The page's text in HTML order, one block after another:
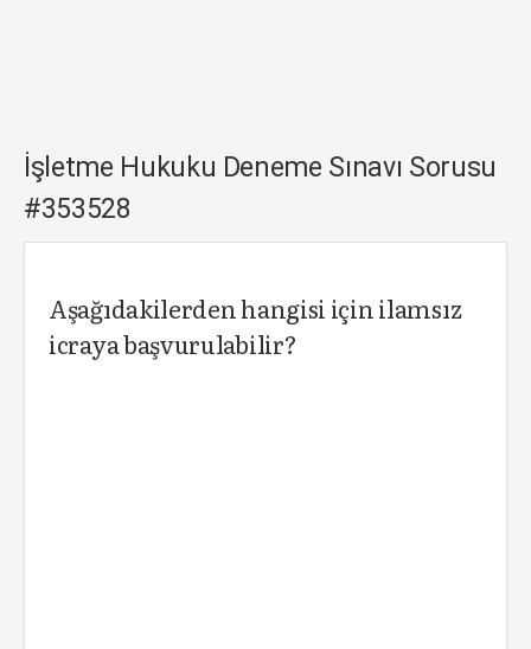
İşletme Hukuku Deneme Sınavı Sorusu
#353528
Aşağıdakilerden hangisi için ilamsız
icraya başvurulabilir?